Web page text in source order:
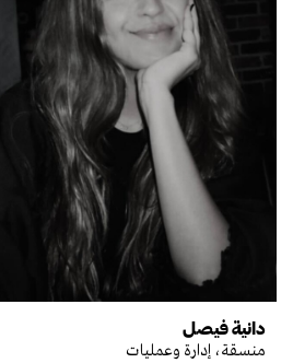
دانية فيصل
منسقة، إدارة وعمليات